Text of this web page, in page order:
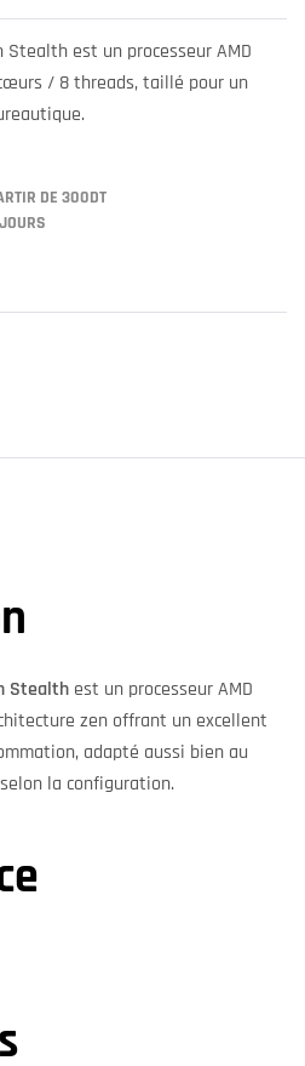
Stealth est un processeur AMD
/ 8 threads, taillé pour un
DE 300DT
Stealth est un processeur AMD
zen offrant un excellent
adapté aussi bien au
la configuration.